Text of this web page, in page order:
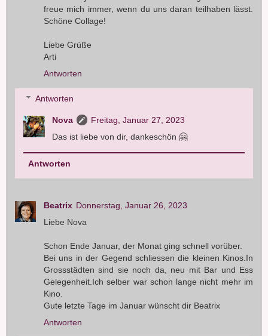
freue mich immer, wenn du uns daran teilhaben lässt.
Schöne Collage!
Liebe Grüße
Arti
Antworten
Antworten
Nova
Freitag, Januar 27, 2023
Das ist liebe von dir, dankeschön 🤗
Antworten
Beatrix Donnerstag, Januar 26, 2023
Liebe Nova
Schon Ende Januar, der Monat ging schnell vorüber.
Bei uns in der Gegend schliessen die kleinen Kinos.In
Grossstädten sind sie noch da, neu mit Bar und Ess
Gelegenheit.Ich selber war schon lange nicht mehr im
Kino.
Gute letzte Tage im Januar wünscht dir Beatrix
Antworten